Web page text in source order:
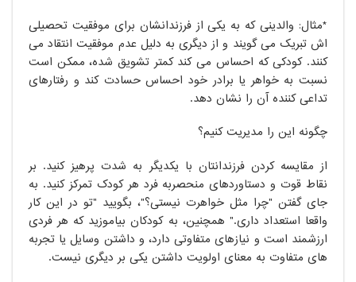
*مثال: والدینی که به یکی از فرزندانشان برای موفقیت تحصیلی
اش تبریک می گویند و از دیگری به دلیل عدم موفقیت انتقاد می
کنند. کودکی که احساس می کند کمتر تشویق شده، ممکن است
نسبت به خواهر یا برادر خود احساس حسادت کند و رفتارهای
تداعی کننده آن را نشان دهد.
چگونه این را مدیریت کنیم؟
از مقایسه کردن فرزندانتان با یکدیگر به شدت پرهیز کنید. بر
نقاط قوت و دستاوردهای منحصربه فرد هر کودک تمرکز کنید. به
جای گفتن "چرا مثل خواهرت نیستی؟"، بگویید "تو در این کار
واقعاً استعداد داری." همچنین، به کودکان بیاموزید که هر فردی
ارزشمند است و نیازهای متفاوتی دارد، و داشتن وسایل یا تجربه
های متفاوت به معنای اولویت داشتن یکی بر دیگری نیست.